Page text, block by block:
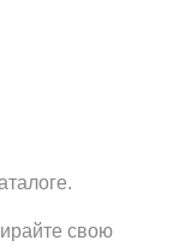
свою